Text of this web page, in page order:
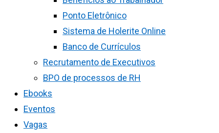
Ponto Eletrônico
Sistema de Holerite Online
Banco de Currículos
Recrutamento de Executivos
BPO de processos de RH
Ebooks
Eventos
Vagas